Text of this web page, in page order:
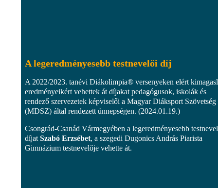
A legeredményesebb testnevelői díj
A 2022/2023. tanévi Diákolimpia® versenyeken elért
eredményeikért vehettek át díjakat pedagógusok, iskolák és
rendező szervezetek képviselői a Magyar Diáksport Szövetség
(MDSZ) által rendezett ünnepségen. (2024.01.19.)
Csongrád-Csanád Vármegyében a legeredményesebb
díjat Szabó Erzsébet, a szegedi Dugonics András Piarista
Gimnázium testnevelője vehette át.